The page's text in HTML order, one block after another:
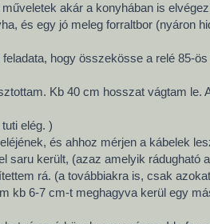
akár a konyhában is
és egy jó meleg forraltbor (nyáron
hogy összekösse a relé 85-
Kb 40 cm hosszat vágtam
elég. )
és ahhoz mérjen a kábelek
saru került, (azaz amelyik rádugható
rá. (a továbbiakra is, csak
kb 6-7 cm-t meghagyva kerül egy